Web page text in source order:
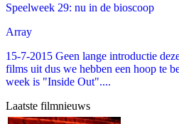
Speelweek 29: nu in de bioscoop
Array
15-7-2015 Geen lange introductie
films uit dus we hebben een hoop te
week is "Inside Out"....
Laatste filmnieuws